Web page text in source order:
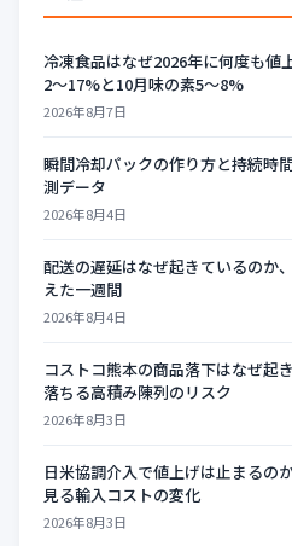
冷凍食品はなぜ2026年に何度も値
2〜17%と10月味の素5〜8%
2026年8月7日
瞬間冷却パックの作り方と持続時
測データ
2026年8月4日
配送の遅延はなぜ起きているのか
えた一週間
2026年8月4日
コストコ熊本の商品落下はなぜ起
落ちる高積み陳列のリスク
2026年8月3日
日米協調介入で値上げは止まるの
見る輸入コストの変化
2026年8月3日